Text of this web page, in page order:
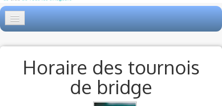
Horaire des tournois
de bridge